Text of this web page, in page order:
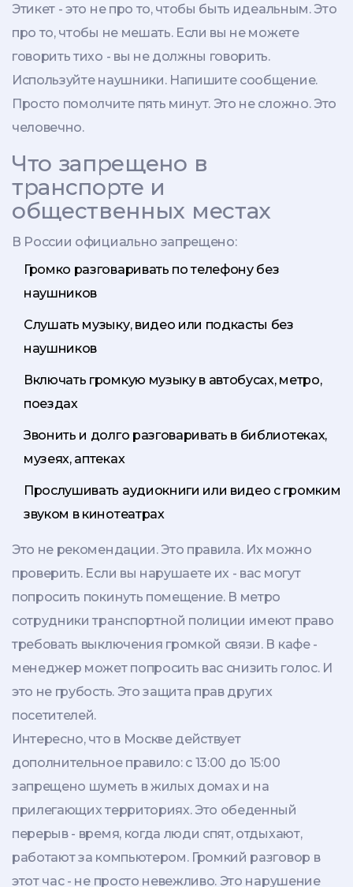
Этикет - это не про то, чтобы быть идеальным. Это
про то, чтобы не мешать. Если вы не можете
говорить тихо - вы не должны говорить.
Используйте наушники. Напишите сообщение.
Просто помолчите пять минут. Это не сложно. Это
человечно.
Что запрещено в
транспорте и
общественных местах
В России официально запрещено:
Громко разговаривать по телефону без
наушников
Слушать музыку, видео или подкасты без
наушников
Включать громкую музыку в автобусах, метро,
поездах
Звонить и долго разговаривать в библиотеках,
музеях, аптеках
Прослушивать аудиокниги или видео с громким
звуком в кинотеатрах
Это не рекомендации. Это правила. Их можно
проверить. Если вы нарушаете их - вас могут
попросить покинуть помещение. В метро
сотрудники транспортной полиции имеют право
требовать выключения громкой связи. В кафе -
менеджер может попросить вас снизить голос. И
это не грубость. Это защита прав других
посетителей.
Интересно, что в Москве действует
дополнительное правило: с 13:00 до 15:00
запрещено шуметь в жилых домах и на
прилегающих территориях. Это обеденный
перерыв - время, когда люди спят, отдыхают,
работают за компьютером. Громкий разговор в
этот час - не просто невежливо. Это нарушение